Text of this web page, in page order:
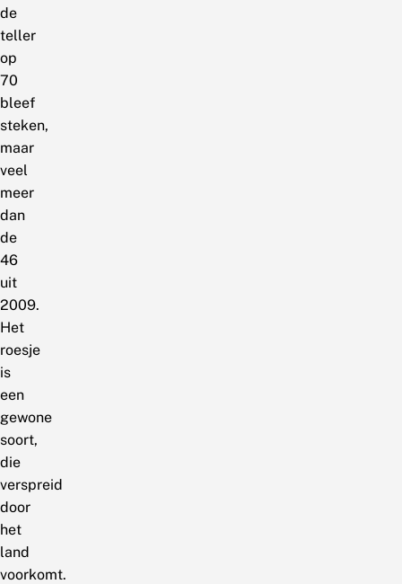
de
teller
op
70
bleef
steken,
maar
veel
meer
dan
de
46
uit
2009.
Het
roesje
is
een
gewone
soort,
die
verspreid
door
het
land
voorkomt.